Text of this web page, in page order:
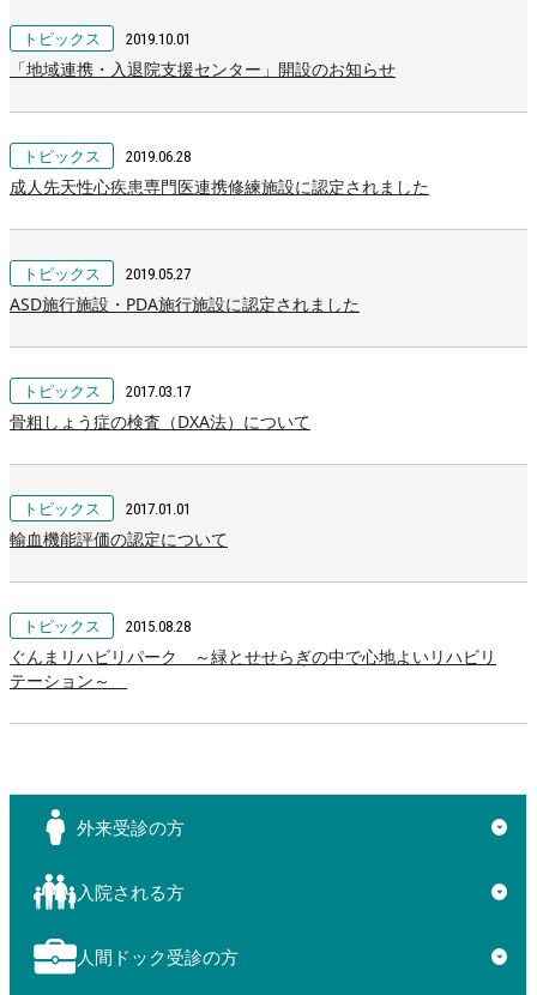
トピックス 2019.10.01
「地域連携・入退院支援センター」開設のお知らせ
トピックス 2019.06.28
成人先天性心疾患専門医連携修練施設に認定されました
トピックス 2019.05.27
ASD施行施設・PDA施行施設に認定されました
トピックス 2017.03.17
骨粗しょう症の検査（DXA法）について
トピックス 2017.01.01
輸血機能評価の認定について
トピックス 2015.08.28
ぐんまリハビリパーク ～緑とせせらぎの中で心地よいリハビリ
テーション～
外来受診の方 ▼
入院される方 ▼
人間ドック受診の方 ▼